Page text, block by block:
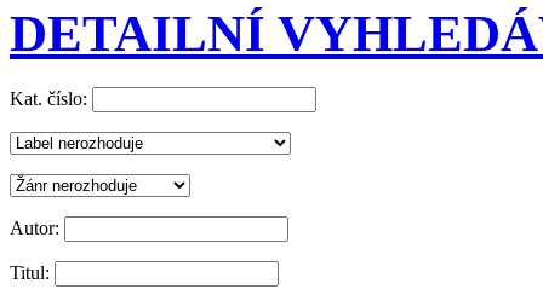
DETAILNÍ
Kat. číslo:
Autor:
Titul: